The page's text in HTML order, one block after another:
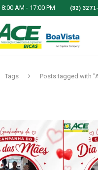
AM - 17:00 PM (32)
Tags Posts tagged with